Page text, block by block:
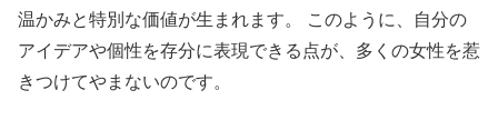
温かみと特別な価値が生まれます。 このように、自分の
アイデアや個性を存分に表現できる点が、多くの女性を惹
きつけてやまないのです。